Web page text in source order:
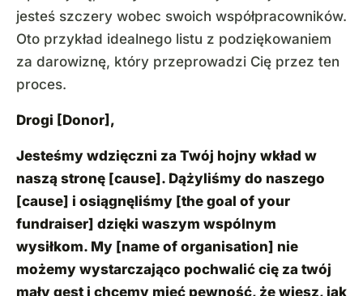
jesteś szczery wobec swoich współpracowników.
Oto przykład idealnego listu z podziękowaniem
za darowiznę, który przeprowadzi Cię przez ten
proces.
Drogi [Donor],
Jesteśmy wdzięczni za Twój hojny wkład w
naszą stronę [cause]. Dążyliśmy do naszego
[cause] i osiągnęliśmy [the goal of your
fundraiser] dzięki waszym wspólnym
wysiłkom. My [name of organisation] nie
możemy wystarczająco pochwalić cię za twój
mały gest i chcemy mieć pewność, że wiesz, jak